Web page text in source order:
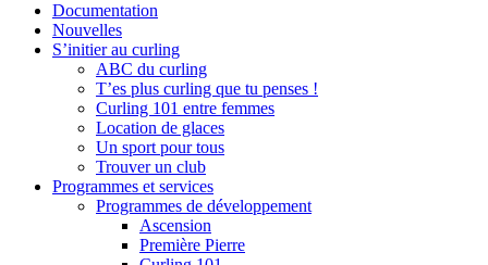
Documentation
Nouvelles
S’initier au curling
ABC du curling
T’es plus curling que tu penses !
Curling 101 entre femmes
Location de glaces
Un sport pour tous
Trouver un club
Programmes et services
Programmes de développement
Ascension
Première Pierre